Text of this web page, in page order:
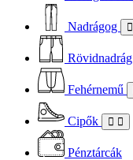
Nadrágog
Rövidnadrág
Fehérnemű
Cipők
Pénztárcák